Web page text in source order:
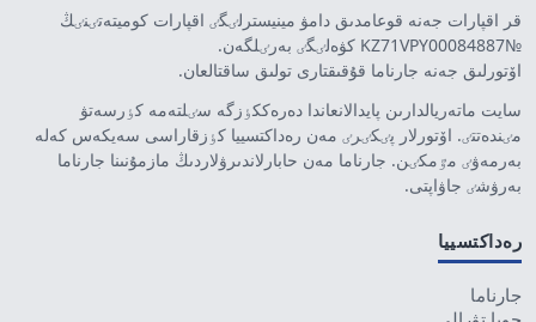
قر اقپارات جەنە قوعامدىق دامۋ مينيسترلٸگٸ اقپارات كوميتەتٸنٸڭ
№KZ71VPY00084887 كۋەلٸگٸ بەرٸلگەن.
اۆتورلىق جەنە جارناما قۇقىقتارى تولىق ساقتالعان.
سايت ماتەريالدارىن پايدالانعاندا دەرەككٶزگە سٸلتەمە كٶرسەتۋ
مٸندەتتٸ. اۆتورلار پٸكٸرٸ مەن رەداكتسييا كٶزقاراسى سەيكەس كەلە
بەرمەۋٸ مٷمكٸن. جارناما مەن حابارلاندىرۋلاردىڭ مازمۇنىنا جارناما
بەرۋشٸ جاۋاپتى.
رەداكتسييا
جارناما